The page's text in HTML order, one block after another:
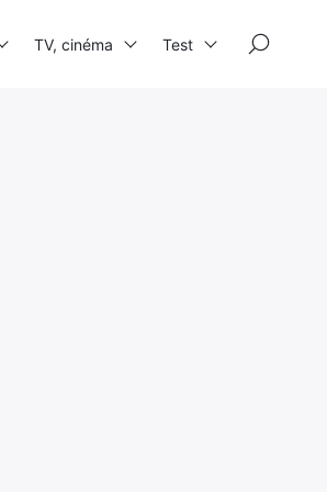
TV, cinéma Test